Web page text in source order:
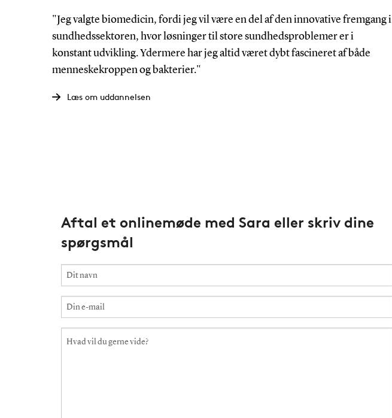
"Jeg valgte biomedicin, fordi jeg vil være en del af den innovative fremgang i
sundhedssektoren, hvor løsninger til store sundhedsproblemer er i
konstant udvikling. Ydermere har jeg altid været dybt fascineret af både
menneskekroppen og bakterier."
Læs om uddannelsen
Aftal et onlinemøde med Sara eller skriv dine
spørgsmål